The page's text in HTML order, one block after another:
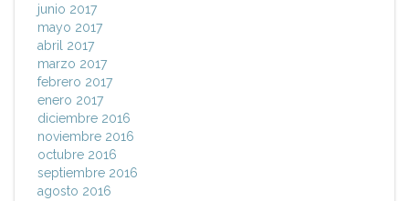
junio 2017
mayo 2017
abril 2017
marzo 2017
febrero 2017
enero 2017
diciembre 2016
noviembre 2016
octubre 2016
septiembre 2016
agosto 2016